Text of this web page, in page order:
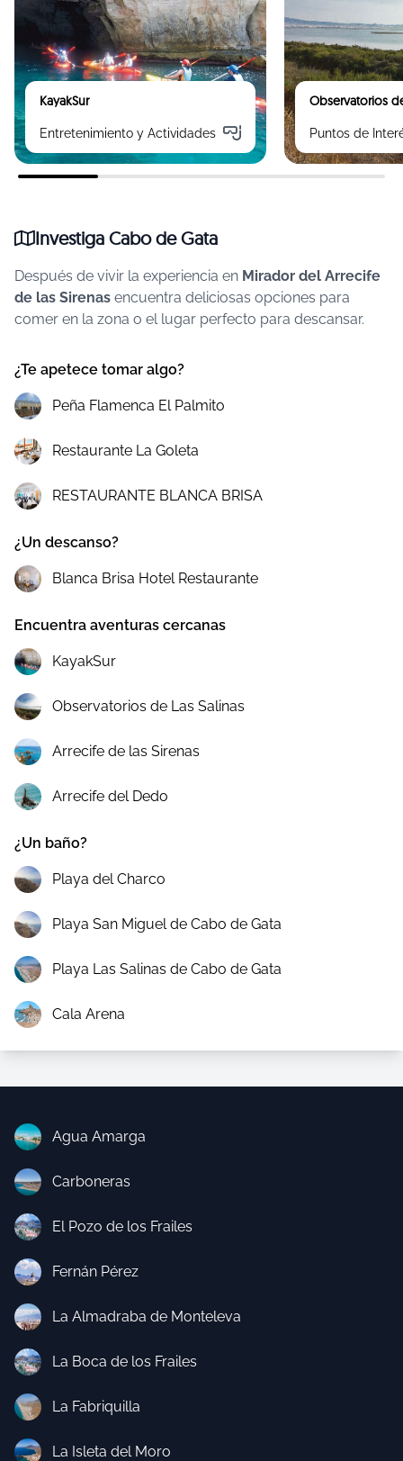
KayakSur
Entretenimiento y Actividades
Observatorios
Puntos de
Investiga Cabo de Gata
Después de vivir la experiencia en Mirador del Arrecife
de las Sirenas encuentra deliciosas opciones para
comer en la zona o el lugar perfecto para descansar.
¿Te apetece tomar algo?
Peña Flamenca El Palmito
Restaurante La Goleta
RESTAURANTE BLANCA BRISA
¿Un descanso?
Blanca Brisa Hotel Restaurante
Encuentra aventuras cercanas
KayakSur
Observatorios de Las Salinas
Arrecife de las Sirenas
Arrecife del Dedo
¿Un baño?
Playa del Charco
Playa San Miguel de Cabo de Gata
Playa Las Salinas de Cabo de Gata
Cala Arena
Agua Amarga
Carboneras
El Pozo de los Frailes
Fernán Pérez
La Almadraba de Monteleva
La Boca de los Frailes
La Fabriquilla
La Isleta del Moro